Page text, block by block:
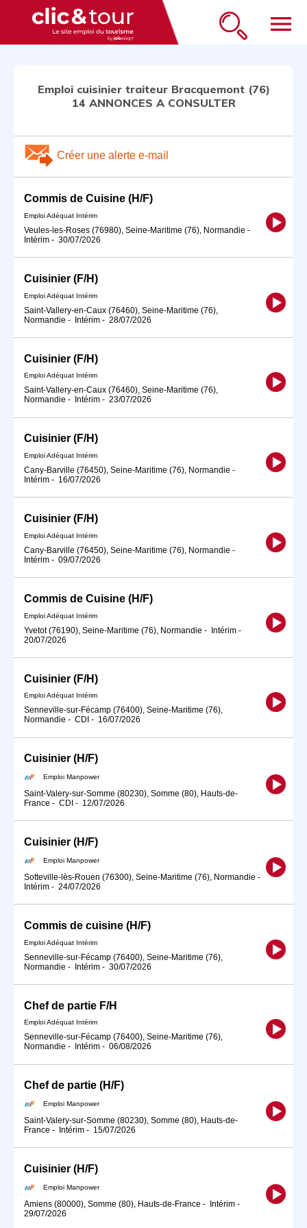
menu
Emploi cuisinier traiteur Bracquemont (76)
14 ANNONCES A CONSULTER
Créer une alerte e-mail
Commis de Cuisine (H/F)
Emploi Adéquat Intérim
Veules-les-Roses (76980), Seine-Maritime (76), Normandie -
Intérim - 30/07/2026
Cuisinier (F/H)
Emploi Adéquat Intérim
Saint-Vallery-en-Caux (76460), Seine-Maritime (76),
Normandie - Intérim - 28/07/2026
Cuisinier (F/H)
Emploi Adéquat Intérim
Saint-Vallery-en-Caux (76460), Seine-Maritime (76),
Normandie - Intérim - 23/07/2026
Cuisinier (F/H)
Emploi Adéquat Intérim
Cany-Barville (76450), Seine-Maritime (76), Normandie -
Intérim - 16/07/2026
Cuisinier (F/H)
Emploi Adéquat Intérim
Cany-Barville (76450), Seine-Maritime (76), Normandie -
Intérim - 09/07/2026
Commis de Cuisine (H/F)
Emploi Adéquat Intérim
Yvetot (76190), Seine-Maritime (76), Normandie - Intérim -
20/07/2026
Cuisinier (F/H)
Emploi Adéquat Intérim
Senneville-sur-Fécamp (76400), Seine-Maritime (76),
Normandie - CDI - 16/07/2026
Cuisinier (H/F)
Emploi Manpower
Saint-Valery-sur-Somme (80230), Somme (80), Hauts-de-
France - CDI - 12/07/2026
Cuisinier (H/F)
Emploi Manpower
Sotteville-lès-Rouen (76300), Seine-Maritime (76), Normandie -
Intérim - 24/07/2026
Commis de cuisine (H/F)
Emploi Adéquat Intérim
Senneville-sur-Fécamp (76400), Seine-Maritime (76),
Normandie - Intérim - 30/07/2026
Chef de partie F/H
Emploi Adéquat Intérim
Senneville-sur-Fécamp (76400), Seine-Maritime (76),
Normandie - Intérim - 06/08/2026
Chef de partie (H/F)
Emploi Manpower
Saint-Valery-sur-Somme (80230), Somme (80), Hauts-de-
France - Intérim - 15/07/2026
Cuisinier (H/F)
Emploi Manpower
Amiens (80000), Somme (80), Hauts-de-France - Intérim -
29/07/2026